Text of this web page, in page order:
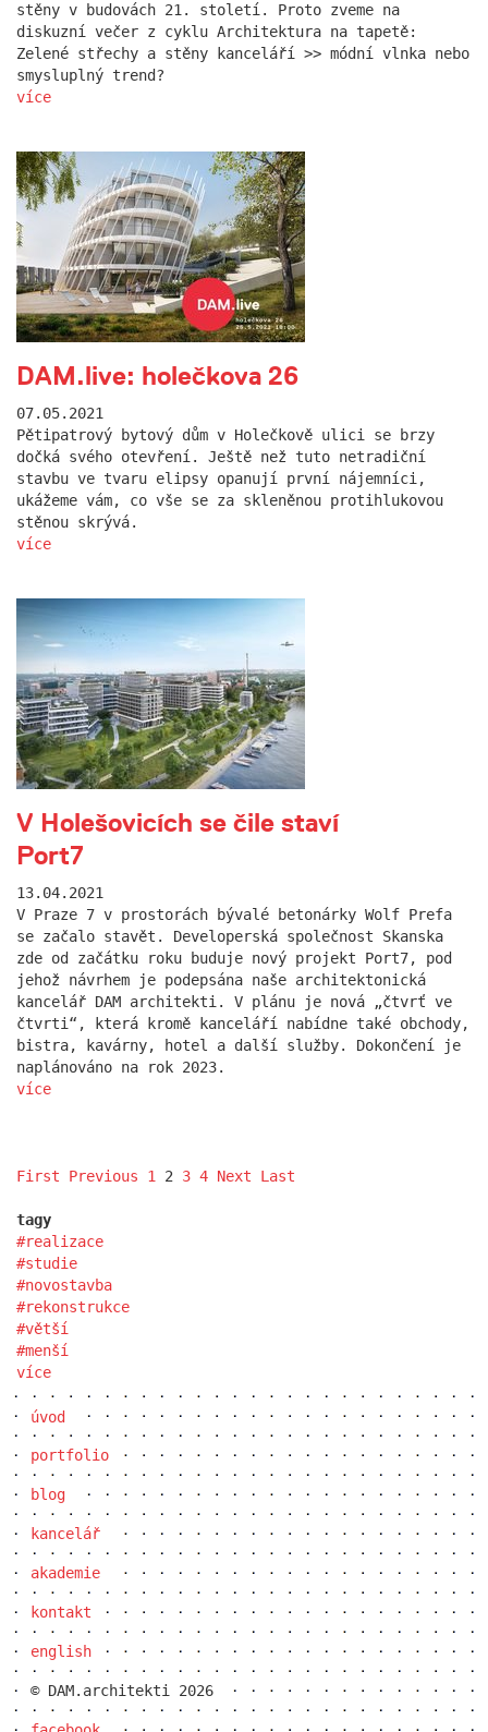
stěny v budovách 21. století. Proto zveme na
diskuzní večer z cyklu Architektura na tapetě:
Zelené střechy a stěny kanceláří >> módní vlnka nebo
smysluplný trend?
více
DAM.live: holečkova 26
07.05.2021
Pětipatrový bytový dům v Holečkově ulici se brzy
dočká svého otevření. Ještě než tuto netradiční
stavbu ve tvaru elipsy opanují první nájemníci,
ukážeme vám, co vše se za skleněnou protihlukovou
stěnou skrývá.
více
V Holešovicích se čile staví
Port7
13.04.2021
V Praze 7 v prostorách bývalé betonárky Wolf Prefa
se začalo stavět. Developerská společnost Skanska
zde od začátku roku buduje nový projekt Port7, pod
jehož návrhem je podepsána naše architektonická
kancelář DAM architekti. V plánu je nová „čtvrť ve
čtvrti“, která kromě kanceláří nabídne také obchody,
bistra, kavárny, hotel a další služby. Dokončení je
naplánováno na rok 2023.
více
First Previous 1 2 3 4 Next Last
tagy
realizace
studie
novostavba
rekonstrukce
větší
menší
více
úvod
portfolio
blog
kancelář
akademie
kontakt
english
© DAM.architekti 2026